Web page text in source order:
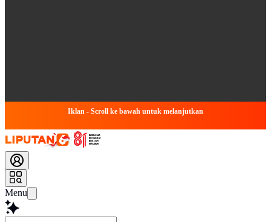
Iklan - Scroll ke bawah untuk melanjutkan
Menu